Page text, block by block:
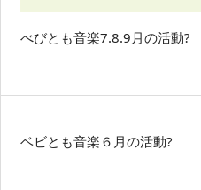
べびとも音楽7.8.9月の活動?
ベビとも音楽６月の活動?